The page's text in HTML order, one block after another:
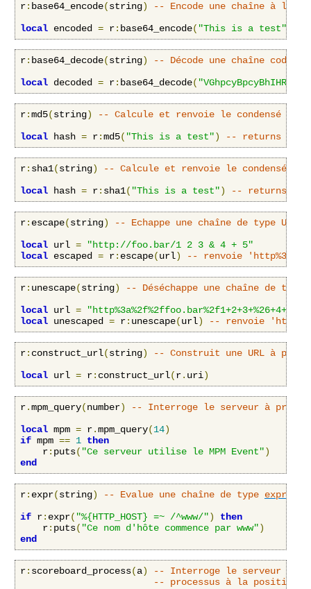
r: base64_encode(string)
-- Encode une chaîne à
local encoded = r: base64_encode( "This is a test"
r: base64_decode(string)
-- Décode une chaîne codée
local decoded = r: base64_decode(
r:md5(string)
-- Calcule et renvoie le condensé
local hash = r:md5( "This is a test") -- returns
r: sha1(string)
-- Calcule et renvoie le condensé
local hash = r: sha1( "This is a test") -- returns
r: escape(string)
-- Echappe une chaîne de type URL.
local url =
"http://foo.bar/1 2 3 & 4 + 5"
local escaped = r: escape(url) -- renvoie
r: unescape(string)
-- Déséchappe une chaîne de type
local url =
local unescaped = r: unescape(url) -- renvoie
r: construct_url(string)
-- Construit une URL à
local url = r: construct_url(r. uri)
r.mpm_query(number)
-- Interroge le serveur à propos
local mpm = r.mpm_query(14)
if mpm == 1 then
    r
: puts( "Ce serveur utilise le MPM Event")
end
r: expr(string) -- Evalue une chaîne de type expr
if r: expr( "%{HTTP_HOST} =~ /^www/")
then
    r
: puts( "Ce nom d'hôte commence par www")
end
r: scoreboard_process(a)
-- Interroge le serveur à
-- processus à la position